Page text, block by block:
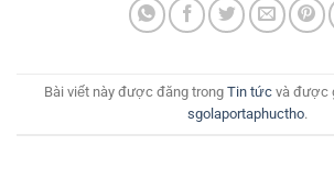
Bài viết này được đăng trong Tin tứcvà được
sgolaportaphuctho.